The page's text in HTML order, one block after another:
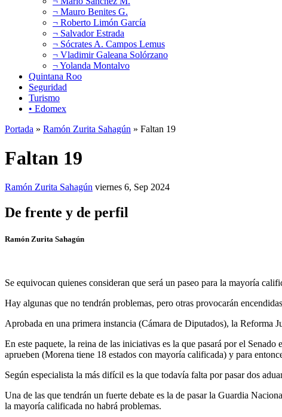
¬ Mauro Benites G.
¬ Roberto Limón García
¬ Salvador Estrada
¬ Sócrates A. Campos Lemus
¬ Vladimir Galeana Solórzano
¬ Yolanda Montalvo
Quintana Roo
Seguridad
Turismo
• Edomex
Portada » Ramón Zurita Sahagún » Faltan 19
Faltan 19
Ramón Zurita Sahagún viernes 6, Sep 2024
De frente y de perfil
Ramón Zurita Sahagún
Se equivocan quienes consideran que será un paseo para la mayoría
Hay algunas que no tendrán problemas, pero otras provocarán
Aprobada en una primera instancia (Cámara de Diputados), la Reforma
En este paquete, la reina de las iniciativas es la que pasará por el
aprueben (Morena tiene 18 estados con mayoría calificada) y para
Según especialista la más difícil es la que todavía falta por pasar dos
Una de las que tendrán un fuerte debate es la de pasar la Guardia
la mayoría calificada no habrá problemas.